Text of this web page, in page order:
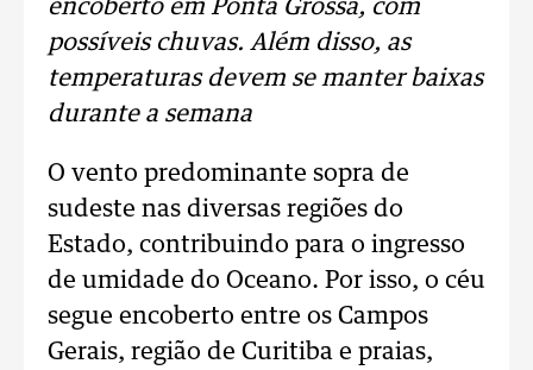
encoberto em Ponta Grossa, com
possíveis chuvas. Além disso, as
temperaturas devem se manter baixas
durante a semana
O vento predominante sopra de
sudeste nas diversas regiões do
Estado, contribuindo para o ingresso
de umidade do Oceano. Por isso, o céu
segue encoberto entre os Campos
Gerais, região de Curitiba e praias,